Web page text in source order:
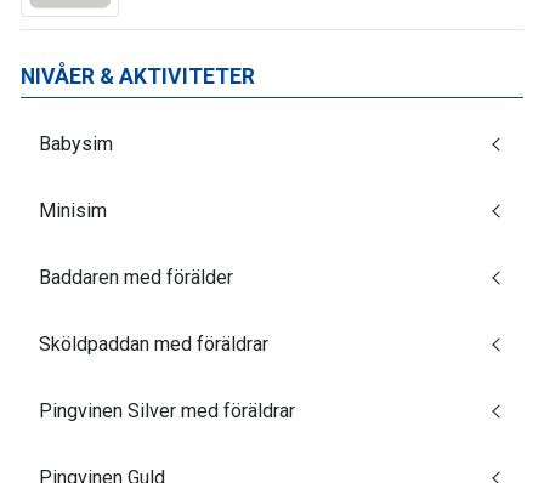
NIVÅER & AKTIVITETER
Babysim
Minisim
Baddaren med förälder
Sköldpaddan med föräldrar
Pingvinen Silver med föräldrar
Pingvinen Guld